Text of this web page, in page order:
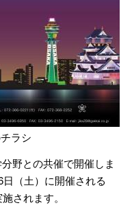
ラシ
野との共催で開催しま
（土）に開催される
されます。